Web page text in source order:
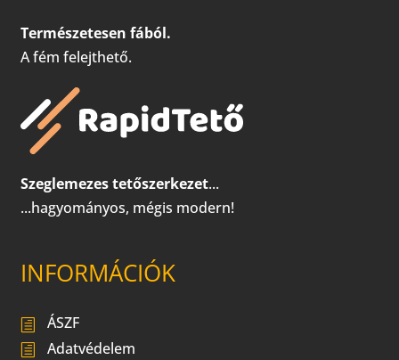
Természetesen fából.
A fém felejthető.
Szeglemezes tetőszerkezet...
...hagyományos, mégis modern!
INFORMÁCIÓK
ÁSZF
Adatvédelem